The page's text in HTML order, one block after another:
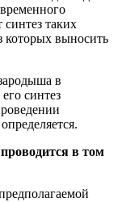
синтез таких
которых выносить
в
синтез
в том